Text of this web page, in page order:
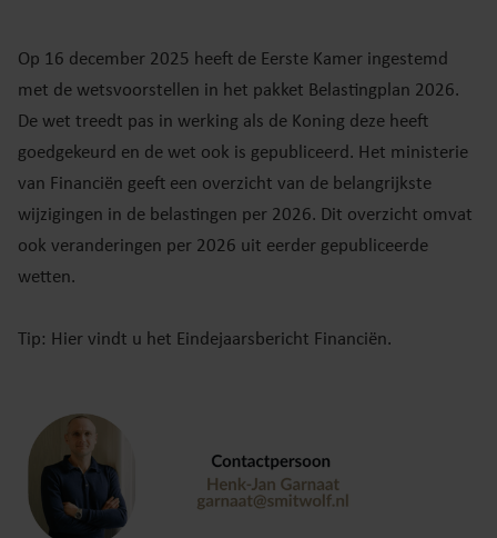
Op 16 december 2025 heeft de Eerste Kamer ingestemd
met de wetsvoorstellen in het pakket Belastingplan 2026.
De wet treedt pas in werking als de Koning deze heeft
goedgekeurd en de wet ook is gepubliceerd. Het ministerie
van Financiën geeft een overzicht van de belangrijkste
wijzigingen in de belastingen per 2026. Dit overzicht omvat
ook veranderingen per 2026 uit eerder gepubliceerde
wetten.
Tip: Hier vindt u het Eindejaarsbericht Financiën.